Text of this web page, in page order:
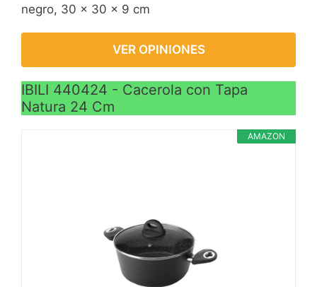
negro, 30 x 30 x 9 cm
VER OPINIONES
IBILI 440424 - Cacerola con Tapa
Natura 24 Cm
AMAZON